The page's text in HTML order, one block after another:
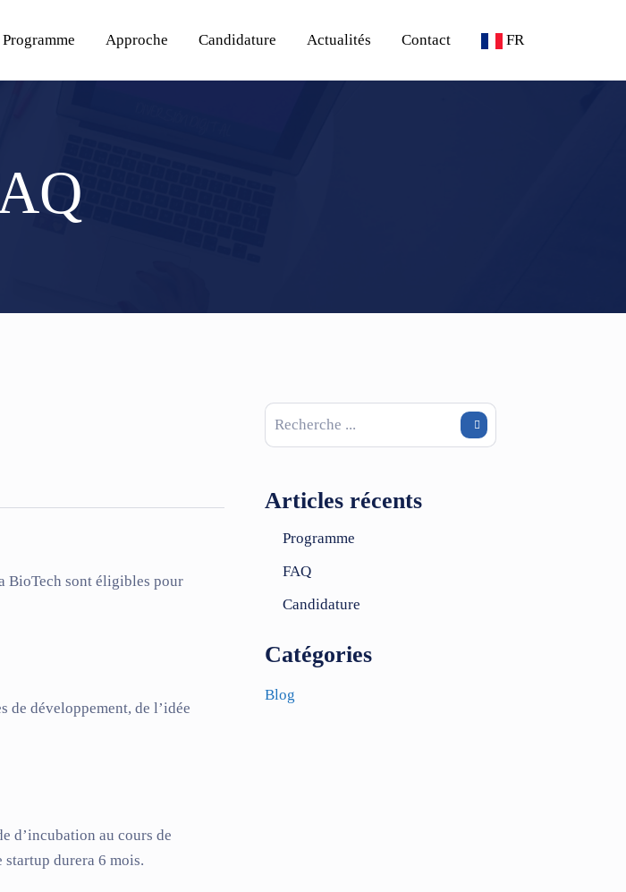
Programme Approche Candidature Actualités Contact FR
BioTech sont éligibles pour
de développement, de l’idée
d’incubation au cours de
durera 6 mois.
Articles récents
Programme
FAQ
Candidature
Catégories
Blog